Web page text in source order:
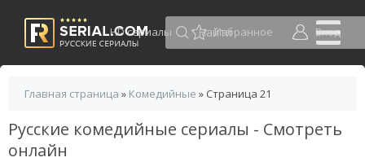
HD сериалы Избранное Вход
Главная страница » Комедийные » Страница 21
Русские комедийные сериалы - Смотреть
онлайн